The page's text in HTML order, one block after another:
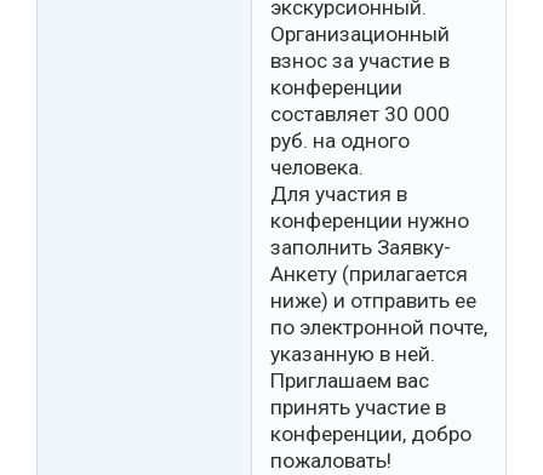
экскурсионный.
Организационный
взнос за участие в
конференции
составляет 30 000
руб. на одного
человека.
Для участия в
конференции нужно
заполнить Заявку-
Анкету (прилагается
ниже) и отправить ее
по электронной почте,
указанную в ней.
Приглашаем вас
принять участие в
конференции, добро
пожаловать!